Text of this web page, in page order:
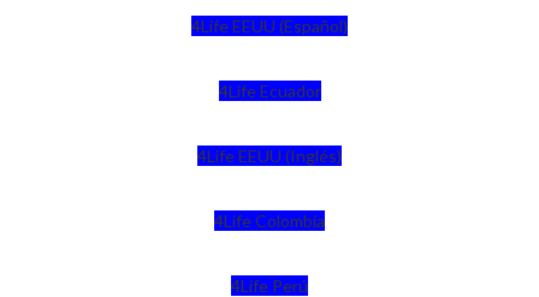
4Life EEUU (Español)
4Life Ecuador
4Life EEUU (Inglés)
4Life Colombia
4Life Perú